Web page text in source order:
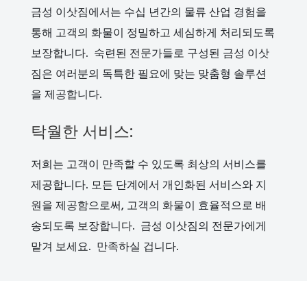
금성 이삿짐에서는 수십 년간의 물류 산업 경험을
통해 고객의 화물이 정밀하고 세심하게 처리되도록
보장합니다. 숙련된 전문가들로 구성된 금성 이삿
짐은 여러분의 독특한 필요에 맞는 맞춤형 솔루션
을 제공합니다.
탁월한 서비스:
저희는 고객이 만족할 수 있도록 최상의 서비스를
제공합니다. 모든 단계에서 개인화된 서비스와 지
원을 제공함으로써, 고객의 화물이 효율적으로 배
송되도록 보장합니다. 금성 이삿짐의 전문가에게
맡겨 보세요. 만족하실 겁니다.